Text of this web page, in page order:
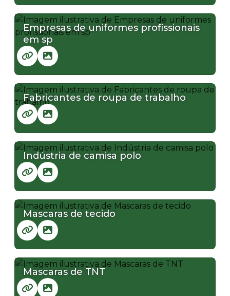
Empresas de uniformes profissionais
em sp
Fabricantes de roupa de trabalho
Indústria de camisa polo
Mascaras de tecido
Mascaras de TNT